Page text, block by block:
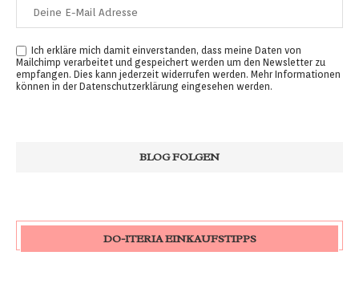
Ich erkläre mich damit einverstanden, dass meine Daten von
Mailchimp verarbeitet und gespeichert werden um den Newsletter zu
empfangen. Dies kann jederzeit widerrufen werden. Mehr Informationen
können in der Datenschutzerklärung eingesehen werden.
DO-ITERIA EINKAUFSTIPPS